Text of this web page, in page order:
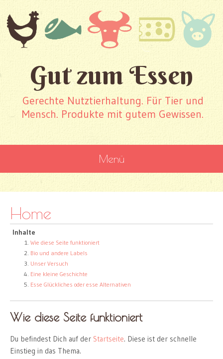
Gut zum Essen
Gerechte Nutztierhaltung. Für Tier und
Mensch. Produkte mit gutem Gewissen.
Menü
Home
Inhalte
Wie diese Seite funktioniert
Bio und andere Labels
Unser Versuch
Eine kleine Geschichte
Esse Glückliches oder esse Alternativen
Wie diese Seite funktioniert
Du befindest Dich auf der Startseite. Diese ist der schnelle
Einstieg in das Thema.